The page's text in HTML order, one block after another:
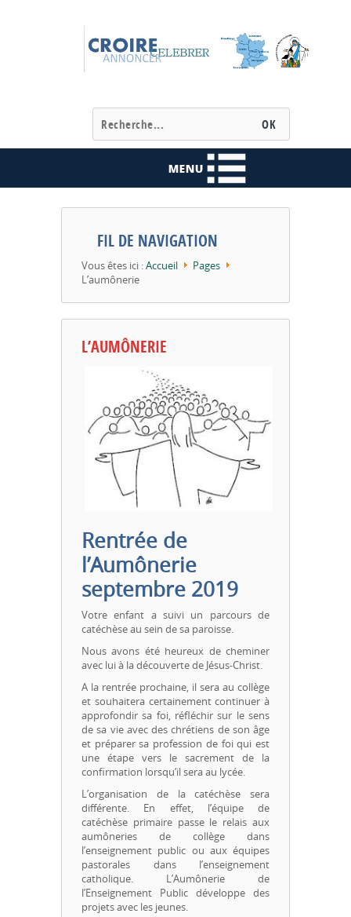
FIL DE NAVIGATION
Vous êtes ici :Accueil
Pages
L’aumônerie
L’AUMÔNERIE
Rentrée de
l’Aumônerie
septembre 2019
Votre enfant a suivi un parcours de
catéchèse au sein de sa paroisse.
Nous avons été heureux de cheminer
avec lui à la découverte de Jésus-Christ.
A la rentrée prochaine, il sera au collège
et souhaitera certainement continuer à
approfondir sa foi, réfléchir sur le sens
de sa vie avec des chrétiens de son âge
et préparer sa profession de foi qui est
une étape vers le sacrement de la
confirmation lorsqu’il sera au lycée.
L’organisation de la catéchèse sera
différente. En effet, l’équipe de
catéchèse primaire passe le relais aux
aumôneries de collège dans
l’enseignement public ou aux équipes
pastorales dans l’enseignement
catholique. L’Aumônerie de
l’Enseignement Public développe des
projets avec les jeunes.